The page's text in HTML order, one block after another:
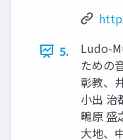
5.
Ludo-
ための
彰教、
⼩出 治
鴫原 盛
⼤地、